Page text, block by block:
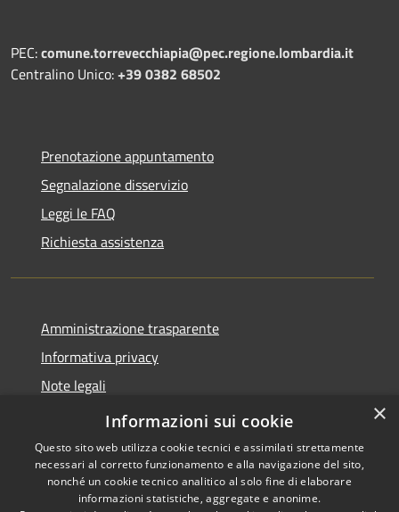
PEC:comune.torrevecchiapia@pec.regione.lombardia.it
Centralino Unico:+39 0382 68502
Prenotazione appuntamento
Segnalazione disservizio
Leggi le FAQ
Richiesta assistenza
Amministrazione trasparente
Informativa privacy
Note legali
Dichiarazione di accessibilità
Copyright © 2026 • Comune di
×
Informazioni sui cookie
Questo sito web utilizza cookie tecnici e assimilati strettamente
necessari al corretto funzionamento e alla navigazione del sito,
nonché un cookie tecnico analitico al solo fine di elaborare
informazioni statistiche, aggregate e anonime.